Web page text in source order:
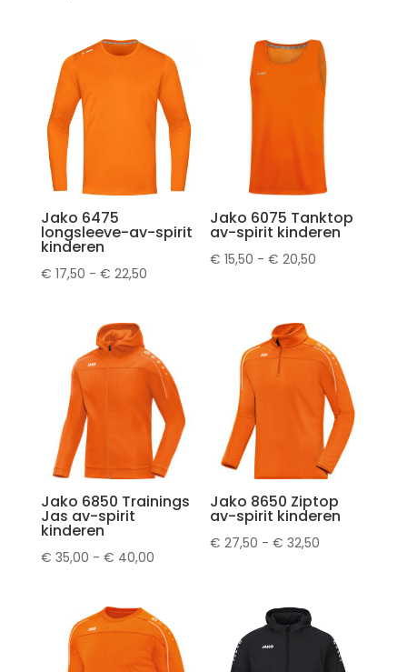
€ 20,50
Jako 6475
longsleeve-av-spirit
kinderen
€ 17,50 - € 22,50Prijsklasse:
Jako 6075 Tanktop
av-spirit kinderen
€ 15,50 - € 20,50
Jako 6850 Trainings
Jas av-spirit
kinderen
€ 35,00 - € 40,00Prijsklasse:
€ 40,00
Jako 8650 Ziptop
av-spirit kinderen
€ 27,50 - € 32,50